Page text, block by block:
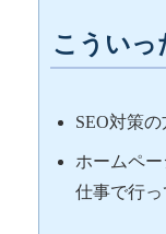
こういっ
SEO対策
ホームペ
仕事で行